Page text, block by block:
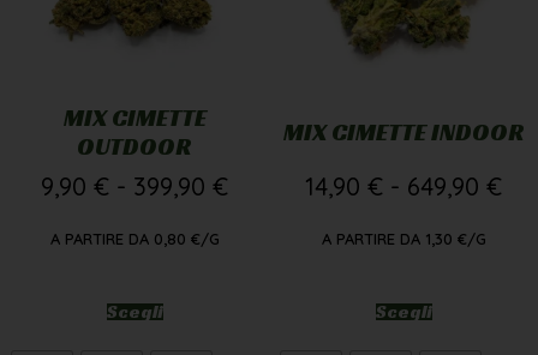
MIX CIMETTE
OUTDOOR
9,90 € - 399,90 €
A PARTIRE DA 0,80 €/G
Scegli
MIX CIMETTE INDOOR
14,90 € - 649,90 €
A PARTIRE DA 1,30 €/G
Scegli